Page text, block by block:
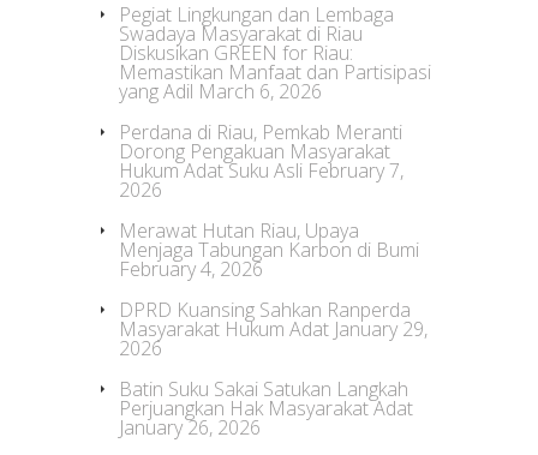
Pegiat Lingkungan dan Lembaga
Swadaya Masyarakat di Riau
Diskusikan GREEN for Riau:
Memastikan Manfaat dan Partisipasi
yang Adil March 6, 2026
Perdana di Riau, Pemkab Meranti
Dorong Pengakuan Masyarakat
Hukum Adat Suku Asli February 7,
2026
Merawat Hutan Riau, Upaya
Menjaga Tabungan Karbon di Bumi
February 4, 2026
DPRD Kuansing Sahkan Ranperda
Masyarakat Hukum Adat January 29,
2026
Batin Suku Sakai Satukan Langkah
Perjuangkan Hak Masyarakat Adat
January 26, 2026